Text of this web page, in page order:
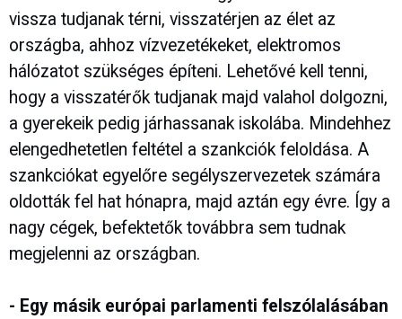
vissza tudjanak térni, visszatérjen az élet az
országba, ahhoz vízvezetékeket, elektromos
hálózatot szükséges építeni. Lehetővé kell tenni,
hogy a visszatérők tudjanak majd valahol dolgozni,
a gyerekeik pedig járhassanak iskolába. Mindehhez
elengedhetetlen feltétel a szankciók feloldása. A
szankciókat egyelőre segélyszervezetek számára
oldották fel hat hónapra, majd aztán egy évre. Így a
nagy cégek, befektetők továbbra sem tudnak
megjelenni az országban.
- Egy másik európai parlamenti felszólalásában